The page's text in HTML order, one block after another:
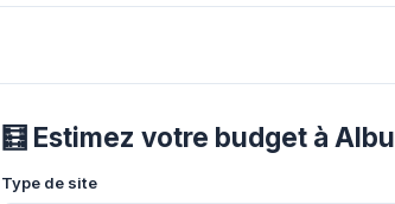
🧮 Estimez votre budget à
Type de site